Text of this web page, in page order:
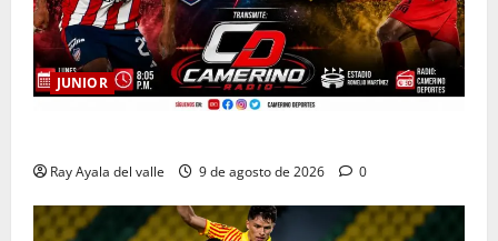
JUNIOR
Ray Ayala del valle 9 de agosto de 2026 0